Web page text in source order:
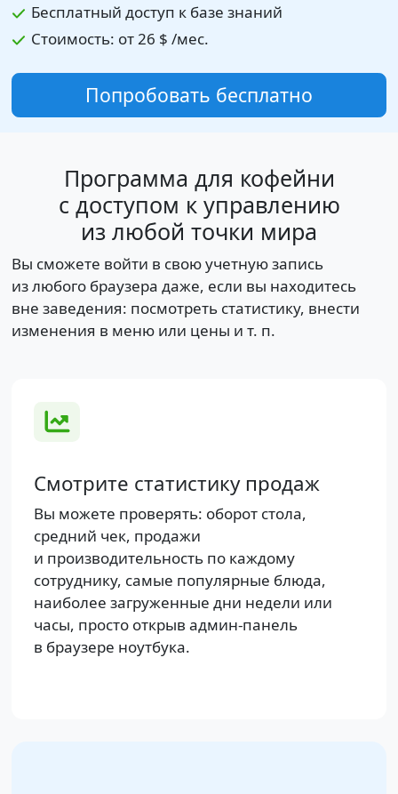
Бесплатный доступ к базе знаний
Стоимость: от26 $ /мес.
Попробовать бесплатно
Программа для кофейни
с доступом к управлению
из любой точки мира
Вы сможете войти в свою учетную запись
из любого браузера даже, если вы находитесь
вне заведения: посмотреть статистику, внести
изменения в меню или цены и т. п.
Смотрите статистику продаж
Вы можете проверять: оборот стола,
средний чек, продажи
и производительность по каждому
сотруднику, самые популярные блюда,
наиболее загруженные дни недели или
часы, просто открыв админ-панель
в браузере ноутбука.